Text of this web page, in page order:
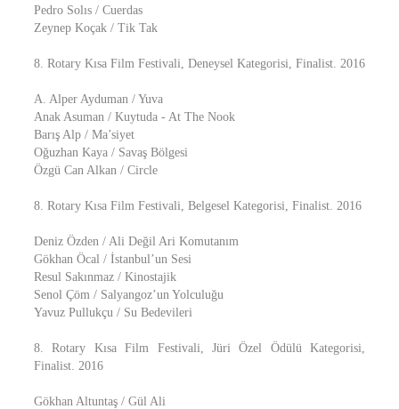
Pedro Solıs / Cuerdas
Zeynep Koçak / Tik Tak
8. Rotary Kısa Film Festivali, Deneysel Kategorisi, Finalist. 2016
A. Alper Ayduman / Yuva
Anak Asuman / Kuytuda - At The Nook
Barış Alp / Ma’siyet
Oğuzhan Kaya / Savaş Bölgesi
Özgü Can Alkan / Circle
8. Rotary Kısa Film Festivali, Belgesel Kategorisi, Finalist. 2016
Deniz Özden / Ali Değil Ari Komutanım
Gökhan Öcal / İstanbul’un Sesi
Resul Sakınmaz / Kinostajik
Senol Çöm / Salyangoz’un Yolculuğu
Yavuz Pullukçu / Su Bedevileri
8. Rotary Kısa Film Festivali, Jüri Özel Ödülü Kategorisi,
Finalist. 2016
Gökhan Altuntaş / Gül Ali